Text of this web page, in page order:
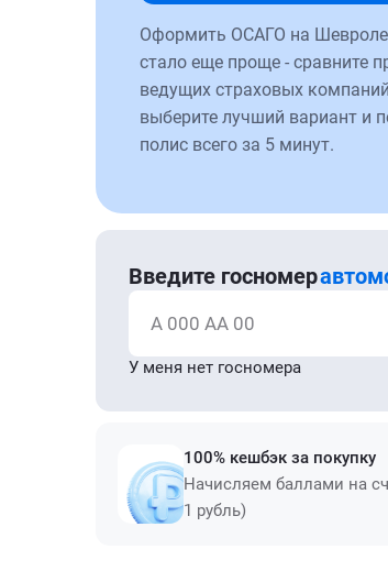
Оформить ОСАГО на
стало еще проще - сравните
ведущих страховых
выберите лучший вариант и
полис всего за 5 минут.
Введите госномер
А 000 АА 00
У меня нет госномера
100% кешбэк за покупку
Начисляем баллами на
1 рубль)